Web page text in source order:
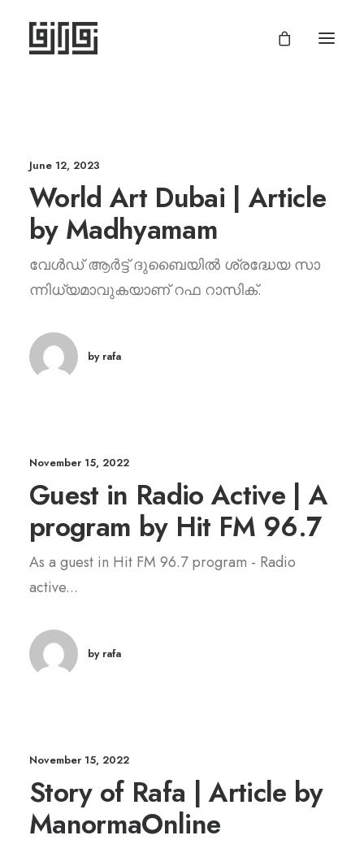
June 12, 2023
World Art Dubai | Article
by Madhyamam
വേൾഡ് ആ​ര്‍ട്ട് ദു​ബൈ​യി​ല്‍ ശ്ര​ദ്ധേ​യ സാ​
ന്നി​ധ്യ​മാ​വു​ക​യാ​ണ് റ​ഫ റാ​സി​ക്.
by rafa
November 15, 2022
Guest in Radio Active | A
program by Hit FM 96.7
As a guest in Hit FM 96.7 program - Radio
active...
by rafa
November 15, 2022
Story of Rafa | Article by
ManormaOnline